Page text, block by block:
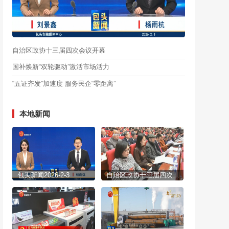
自治区政协十三届四次会议开幕
国补焕新“双轮驱动”激活市场活力
“五证齐发”加速度 服务民企“零距离”
本地新闻
包头新闻2026-2-3 自治区政协十三届四次会议开幕